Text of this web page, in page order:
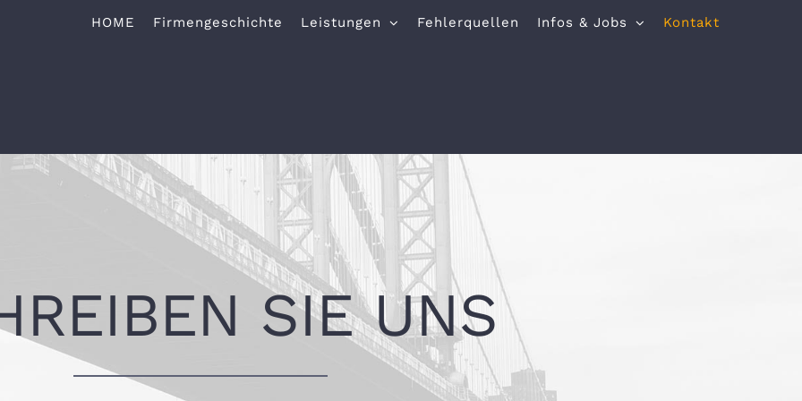
HOME Firmengeschichte Leistungen Fehlerquellen Infos & Jobs Kontakt
SIE UNS